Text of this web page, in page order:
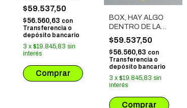
CAJA # 02
$59.537,50
$56.560,63 con
Transferencia o
depósito bancario
3 x $19.845,83 sin
interés
BOX, HAY ALGO
DENTRO DE LA
CAJA # 01
$59.537,50
$56.560,63 con
Transferencia o
depósito bancario
3 x $19.845,83 sin
interés